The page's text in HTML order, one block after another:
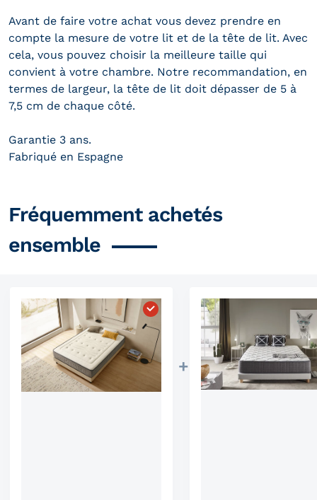
Avant de faire votre achat vous devez prendre en
compte la mesure de votre lit et de la tête de lit. Avec
cela, vous pouvez choisir la meilleure taille qui
convient à votre chambre. Notre recommandation, en
termes de largeur, la tête de lit doit dépasser de 5 à
7,5 cm de chaque côté.
Garantie 3 ans.
Fabriqué en Espagne
Fréquemment achetés
ensemble
Choisissez "Matelas à ressorts